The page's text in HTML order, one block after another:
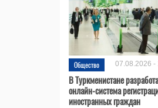
Общество 07.08.2026 -
В Туркменистане
онлайн-система
иностранных граждан